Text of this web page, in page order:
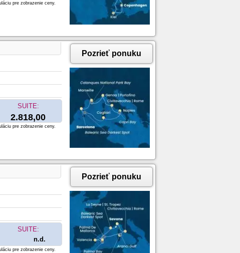
pre zobrazenie ceny.
SUITE:
2.818,00
Pozrieť ponuku
pre zobrazenie ceny.
SUITE:
n.d.
Pozrieť ponuku
pre zobrazenie ceny.